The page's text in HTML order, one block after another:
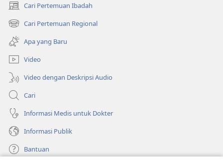
Cari Pertemuan Ibadah
(terbuka
di
window
baru)
Cari Pertemuan Regional
(terbuka
di
window
baru)
Apa yang Baru
Video
Video dengan Deskripsi Audio
Cari
Informasi Medis untuk Dokter
Informasi Publik
Bantuan